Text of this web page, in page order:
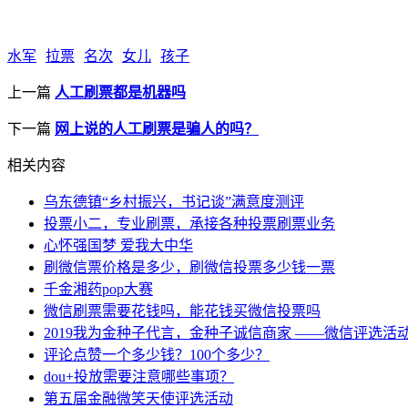
水军 拉票 名次 女儿 孩子
上一篇 人工刷票都是机器吗
下一篇 网上说的人工刷票是骗人的吗？
相关内容
乌东德镇“乡村振兴，书记谈”满意度测评
投票小二，专业刷票，承接各种投票刷票业务
心怀强国梦 爱我大中华
刷微信票价格是多少，刷微信投票多少钱一票
千金湘药pop大赛
微信刷票需要花钱吗，能花钱买微信投票吗
2019我为金种子代言，金种子诚信商家 ——微信评选活
评论点赞一个多少钱？100个多少？
dou+投放需要注意哪些事项？
第五届金融微笑天使评选活动